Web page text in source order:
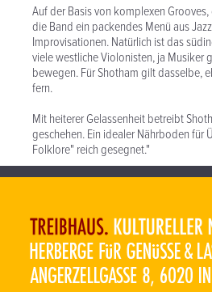
Auf der Basis von komplexen
die Band ein packendes Menü aus
Improvisationen. Natürlich ist das
viele westliche Violonisten, ja Musiker
bewegen. Für Shotham gilt dasselbe,
fern.
Mit heiterer Gelassenheit betreibt
geschehen. Ein idealer Nährboden für
Folklore" reich gesegnet."